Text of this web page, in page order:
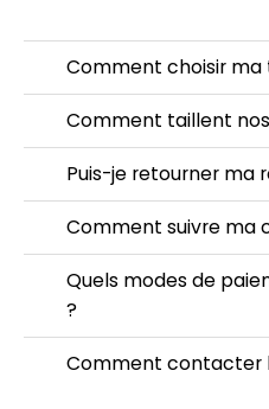
Comment choisir ma
Comment taillent
Puis-je retourner ma
Comment suivre ma
Quels modes de
?
Comment contacter